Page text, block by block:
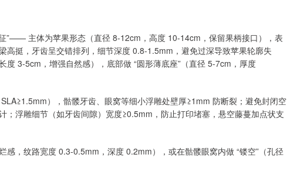
”—— 主体为苹果形态（直径 8-12cm，高度 10-14cm，保留果柄接口），表
高挺，牙齿呈交错排列，细节深度 0.8-1.5mm，避免过深导致苹果轮廓失
度 3-5cm，增强自然感），底部做 “圆形薄底座”（直径 5-7cm，厚度
），骷髅牙齿、眼窝等细小浮雕处壁厚≥1mm 防断裂；避免封闭空
；浮雕细节（如牙齿间隙）宽度≥0.5mm，防止打印堵塞，悬空藤蔓加点状支
感，纹路宽度 0.3-0.5mm，深度 0.2mm），或在骷髅眼窝内做 “镂空”（孔径